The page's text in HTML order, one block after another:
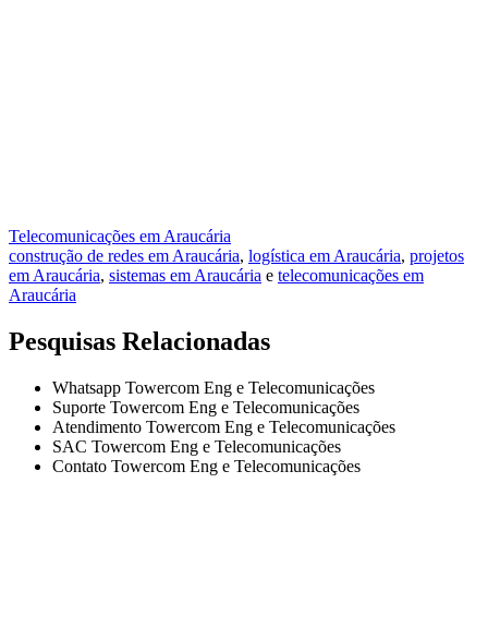
Telecomunicações em Araucária
construção de redes em Araucária, logística em Araucária, projetos
em Araucária, sistemas em Araucária e telecomunicações em
Araucária
Pesquisas Relacionadas
Whatsapp Towercom Eng e Telecomunicações
Suporte Towercom Eng e Telecomunicações
Atendimento Towercom Eng e Telecomunicações
SAC Towercom Eng e Telecomunicações
Contato Towercom Eng e Telecomunicações